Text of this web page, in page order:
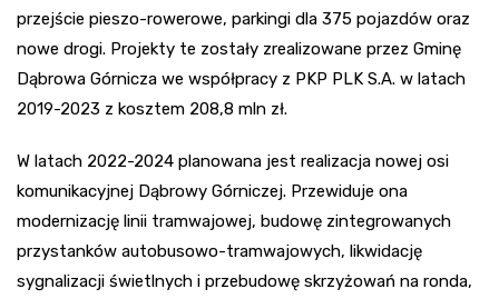
przejście pieszo-rowerowe, parkingi dla 375 pojazdów oraz
nowe drogi. Projekty te zostały zrealizowane przez Gminę
Dąbrowa Górnicza we współpracy z PKP PLK S.A. w latach
2019-2023 z kosztem 208,8 mln zł.
W latach 2022-2024 planowana jest realizacja nowej osi
komunikacyjnej Dąbrowy Górniczej. Przewiduje ona
modernizację linii tramwajowej, budowę zintegrowanych
przystanków autobusowo-tramwajowych, likwidację
sygnalizacji świetlnych i przebudowę skrzyżowań na ronda,